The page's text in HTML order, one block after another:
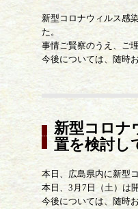
新型コロナウィルス感
た。
事情ご賢察のうえ、ご
今後については、随時
新型コロナ
置を検討し
本日、広島県内に新型
本日、3月7日（土）は
今後については、随時